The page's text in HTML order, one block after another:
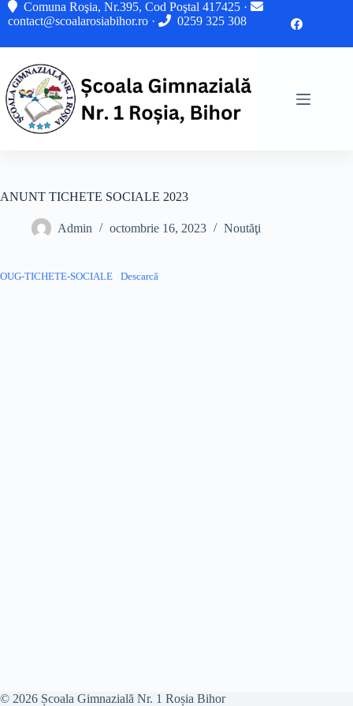
Sari Comuna Roşia, Nr.395, Cod Poştal 417425 ·
contact@scoalarosiabihor.ro · 0259 325 308
ANUNT TICHETE SOCIALE 2023
Admin octombrie 16, 2023 Noutăţi
OUG-TICHETE-SOCIALE Descarcă
© 2026 Școala Gimnazială Nr. 1 Roșia Bihor